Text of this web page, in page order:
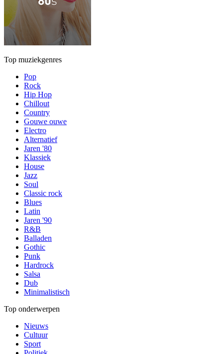
Top muziekgenres
Pop
Rock
Hip Hop
Chillout
Country
Gouwe ouwe
Electro
Alternatief
Jaren '80
Klassiek
House
Jazz
Soul
Classic rock
Blues
Latin
Jaren '90
R&B
Balladen
Gothic
Punk
Hardrock
Salsa
Dub
Minimalistisch
Top onderwerpen
Nieuws
Cultuur
Sport